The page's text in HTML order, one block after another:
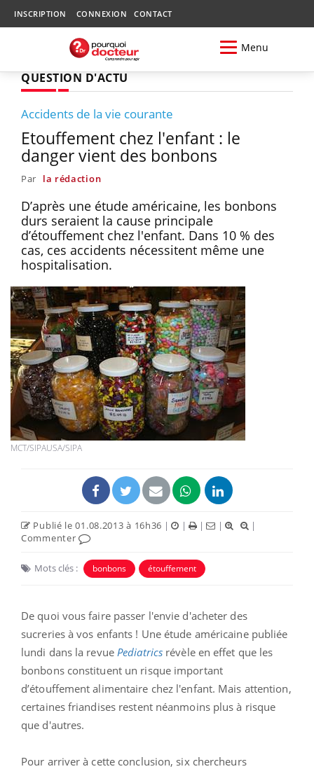
INSCRIPTION CONNEXION CONTACT
Menu
QUESTION D'ACTU
Accidents de la vie courante
Etouffement chez l'enfant : le
danger vient des bonbons
Par la rédaction
D’après une étude américaine, les bonbons
durs seraient la cause principale
d’étouffement chez l'enfant. Dans 10 % des
cas, ces accidents nécessitent même une
hospitalisation.
MCT/SIPAUSA/SIPA
Publié le 01.08.2013 à 16h36 | | | |
|
Commenter
Mots clés : bonbons étouffement
De quoi vous faire passer l'envie d'acheter des
sucreries à vos enfants ! Une étude américaine publiée
lundi dans la revue Pediatrics révèle en effet que les
bonbons constituent un risque important
d’étouffement alimentaire chez l'enfant. Mais attention,
certaines friandises restent néanmoins plus à risque
que d'autres.
Pour arriver à cette conclusion, six chercheurs